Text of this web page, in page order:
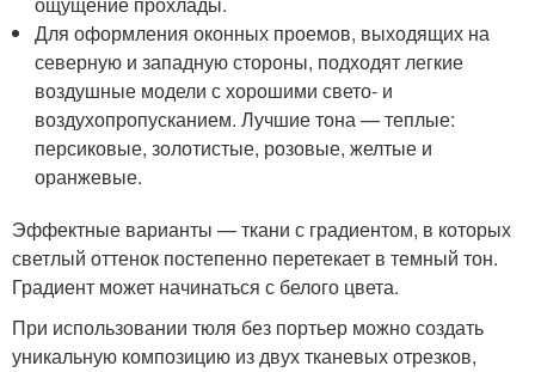
Для оформления оконных проемов, выходящих на
северную и западную стороны, подходят легкие
воздушные модели с хорошими свето- и
воздухопропусканием. Лучшие тона — теплые:
персиковые, золотистые, розовые, желтые и
оранжевые.
Эффектные варианты — ткани с градиентом, в которых
светлый оттенок постепенно перетекает в темный тон.
Градиент может начинаться с белого цвета.
При использовании тюля без портьер можно создать
уникальную композицию из двух тканевых отрезков,